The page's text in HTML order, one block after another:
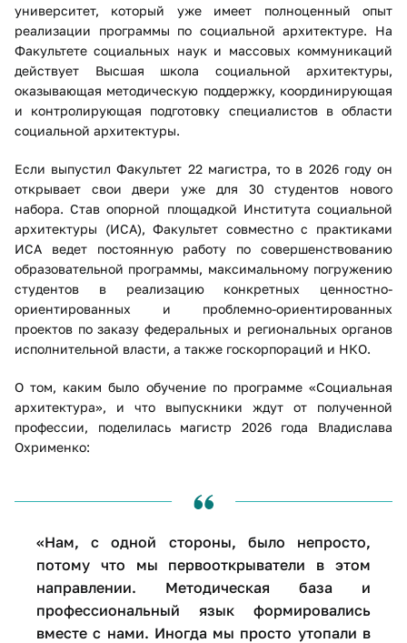
университет, который уже имеет полноценный опыт
реализации программы по социальной архитектуре. На
Факультете социальных наук и массовых коммуникаций
действует Высшая школа социальной архитектуры,
оказывающая методическую поддержку, координирующая
и контролирующая подготовку специалистов в области
социальной архитектуры.
Если выпустил Факультет 22 магистра, то в 2026 году он
открывает свои двери уже для 30 студентов нового
набора. Став опорной площадкой Института социальной
архитектуры (ИСА), Факультет совместно с практиками
ИСА ведет постоянную работу по совершенствованию
образовательной программы, максимальному погружению
студентов в реализацию конкретных ценностно-
ориентированных и проблемно-ориентированных
проектов по заказу федеральных и региональных органов
исполнительной власти, а также госкорпораций и НКО.
О том, каким было обучение по программе «Социальная
архитектура», и что выпускники ждут от полученной
профессии, поделилась магистр 2026 года Владислава
Охрименко:
«Нам, с одной стороны, было непросто,
потому что мы первооткрыватели в этом
направлении. Методическая база и
профессиональный язык формировались
вместе с нами. Иногда мы просто утопали в